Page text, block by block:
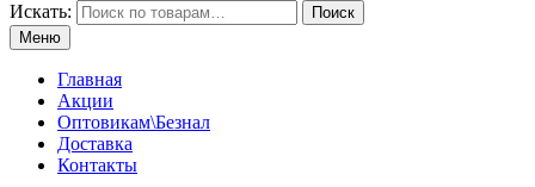
Искать:
Поиск
Меню
Главная
Акции
Оптовикам\Безнал
Доставка
Контакты